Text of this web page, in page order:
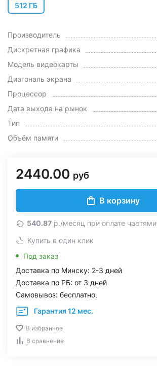
512 ГБ
Производитель
Дискретная графика
Модель видеокарты
Диагональ экрана
Процессор
Дата выхода на рынок
Тип
Объём памяти
2440.00 руб
В корзину
540.87 р./месяц при оплате частями
Купить в один клик
Под заказ
Доставка по Минску: 2-3 дней
Доставка по РБ: от 3 дней
Самовывоз: бесплатно,
Гарантия 12 мес.
В избранное
В сравнение